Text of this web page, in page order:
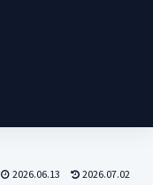
2026.06.13 2026.07.02